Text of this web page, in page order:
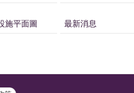
施平面圖 最新消息